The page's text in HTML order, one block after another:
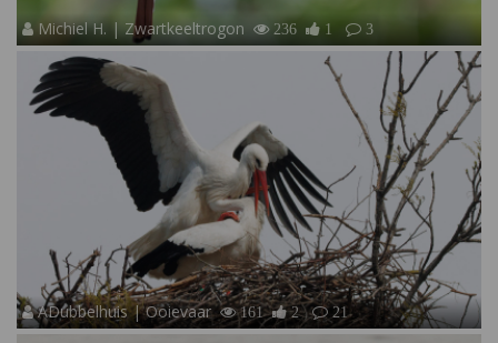
Michiel H. | Zwartkeeltrogon 236 1 3
ADubbelhuis | Ooievaar 161 2 21